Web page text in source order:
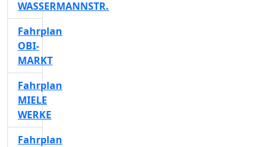
WASSERMANNSTR.
Fahrplan
OBI-
MARKT
Fahrplan
MIELE
WERKE
Fahrplan